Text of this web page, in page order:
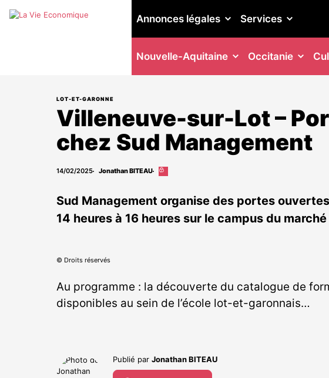
Annonces légales Services
Nouvelle-Aquitaine Occitanie
LOT-ET-GARONNE
Villeneuve-sur-Lot –
chez Sud Management
14/02/2025 Jonathan BITEAU
Cet
réservé
aux
abonnés
Sud Management organise des portes
14 heures à 16 heures sur le campus du
© Droits réservés
Au programme : la découverte du catalogue de
disponibles au sein de l’école lot-et-garonnais…
Publié par Jonathan BITEAU